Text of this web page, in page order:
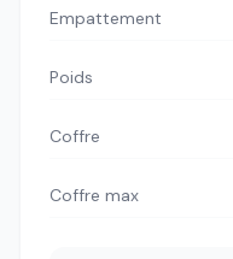
Empattement
Poids
Coffre
Coffre max